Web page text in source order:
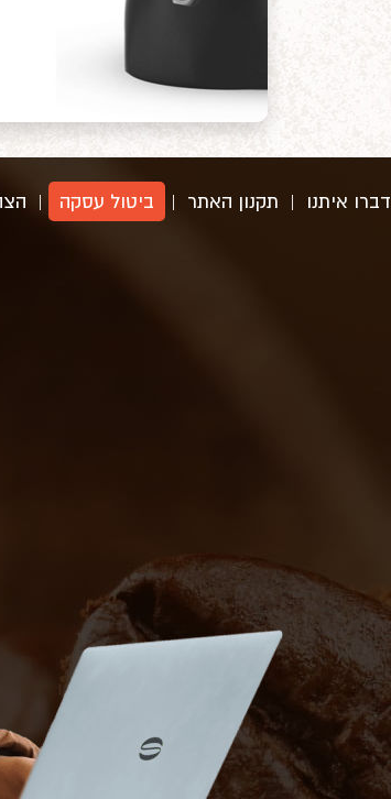
דברו איתנו | תקנון האתר | ביטול עסקה |